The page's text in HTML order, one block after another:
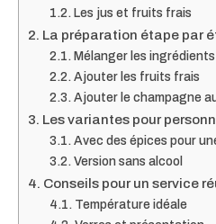
Les jus et fruits frais
La préparation étape par
Mélanger les
Ajouter les fruits frais
Ajouter le champagne
Les variantes pour
Avec des épices pour
Version sans alcool
Conseils pour un service
Température idéale